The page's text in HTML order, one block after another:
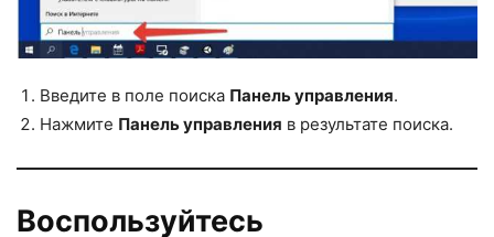
Введите в поле поиска Панель управления.
Нажмите Панель управления в результате поиска.
Воспользуйтесь